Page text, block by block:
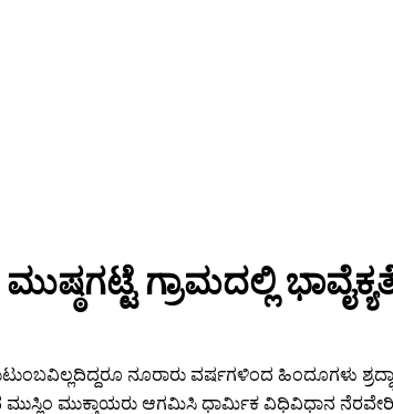
ಗ್ರಾಮದಲ್ಲಿ
ನೂರಾರು ವರ್ಷಗಳಿಂದ ಹಿಂದೂಗಳು
ಮುಕ್ತಾಯರು ಆಗಮಿಸಿ ಧಾರ್ಮಿಕ ವಿಧಿವಿಧಾನ